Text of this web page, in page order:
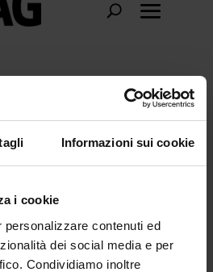
Informazioni sui cookie
i cookie
contenuti ed
dei social media e per
Condividiamo inoltre